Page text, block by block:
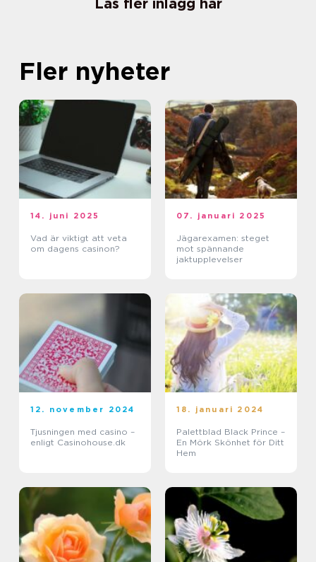
Läs fler inlägg här
Fler nyheter
14. juni 2025
Vad är viktigt att veta
om dagens casinon?
07. januari 2025
Jägarexamen: steget
mot spännande
jaktupplevelser
12. november 2024
Tjusningen med casino –
enligt Casinohouse.dk
18. januari 2024
Palettblad Black Prince –
En Mörk Skönhet för Ditt
Hem